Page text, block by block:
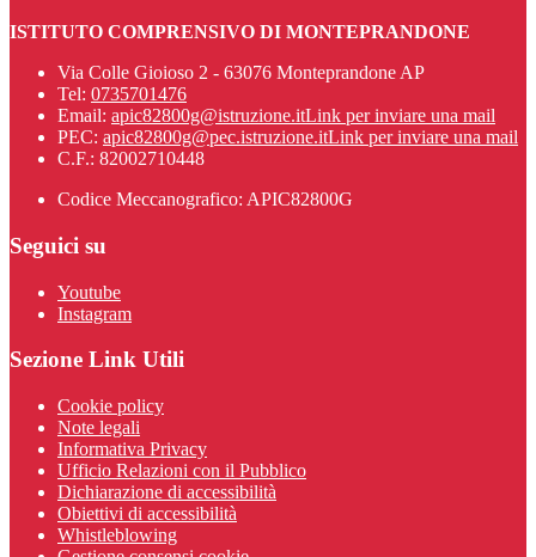
ISTITUTO COMPRENSIVO DI MONTEPRANDONE
Via Colle Gioioso 2 - 63076 Monteprandone AP
Tel: 0735701476
Email: apic82800g@istruzione.itLink per inviare una mail
PEC: apic82800g@pec.istruzione.itLink per inviare una mail
C.F.: 82002710448
Codice Meccanografico: APIC82800G
Seguici su
Youtube
Instagram
Sezione Link Utili
Cookie policy
Note legali
Informativa Privacy
Ufficio Relazioni con il Pubblico
Dichiarazione di accessibilità
Obiettivi di accessibilità
Whistleblowing